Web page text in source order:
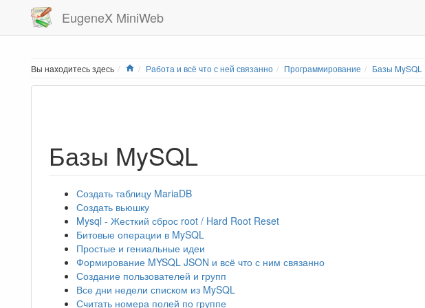
EugeneX MiniWeb
Вы находитесь здесь Home
Работа и всё что с ней связанно Программирование Базы MySQL
Базы MySQL
Создать таблицу MariaDB
Создать вьюшку
Mysql - Жесткий сброс root / Hard Root Reset
Битовые операции в MySQL
Простые и гениальные идеи
Формирование MYSQL JSON и всё что с ним связанно
Создание пользователей и групп
Все дни недели списком из MySQL
Считать номера полей по группе